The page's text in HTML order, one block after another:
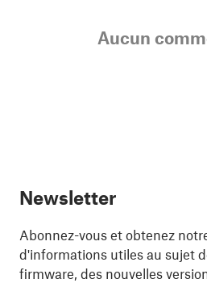
Aucun
Newsletter
Abonnez-vous et obtenez
d'informations utiles au sujet
firmware, des nouvelles